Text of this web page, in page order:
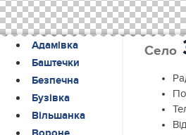
Адамівка
Баштечки
Безпечна
Бузівка
Вільшанка
Село